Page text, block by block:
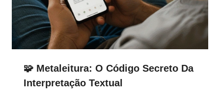
🧩 Metaleitura: O Código Secreto Da
Interpretação Textual